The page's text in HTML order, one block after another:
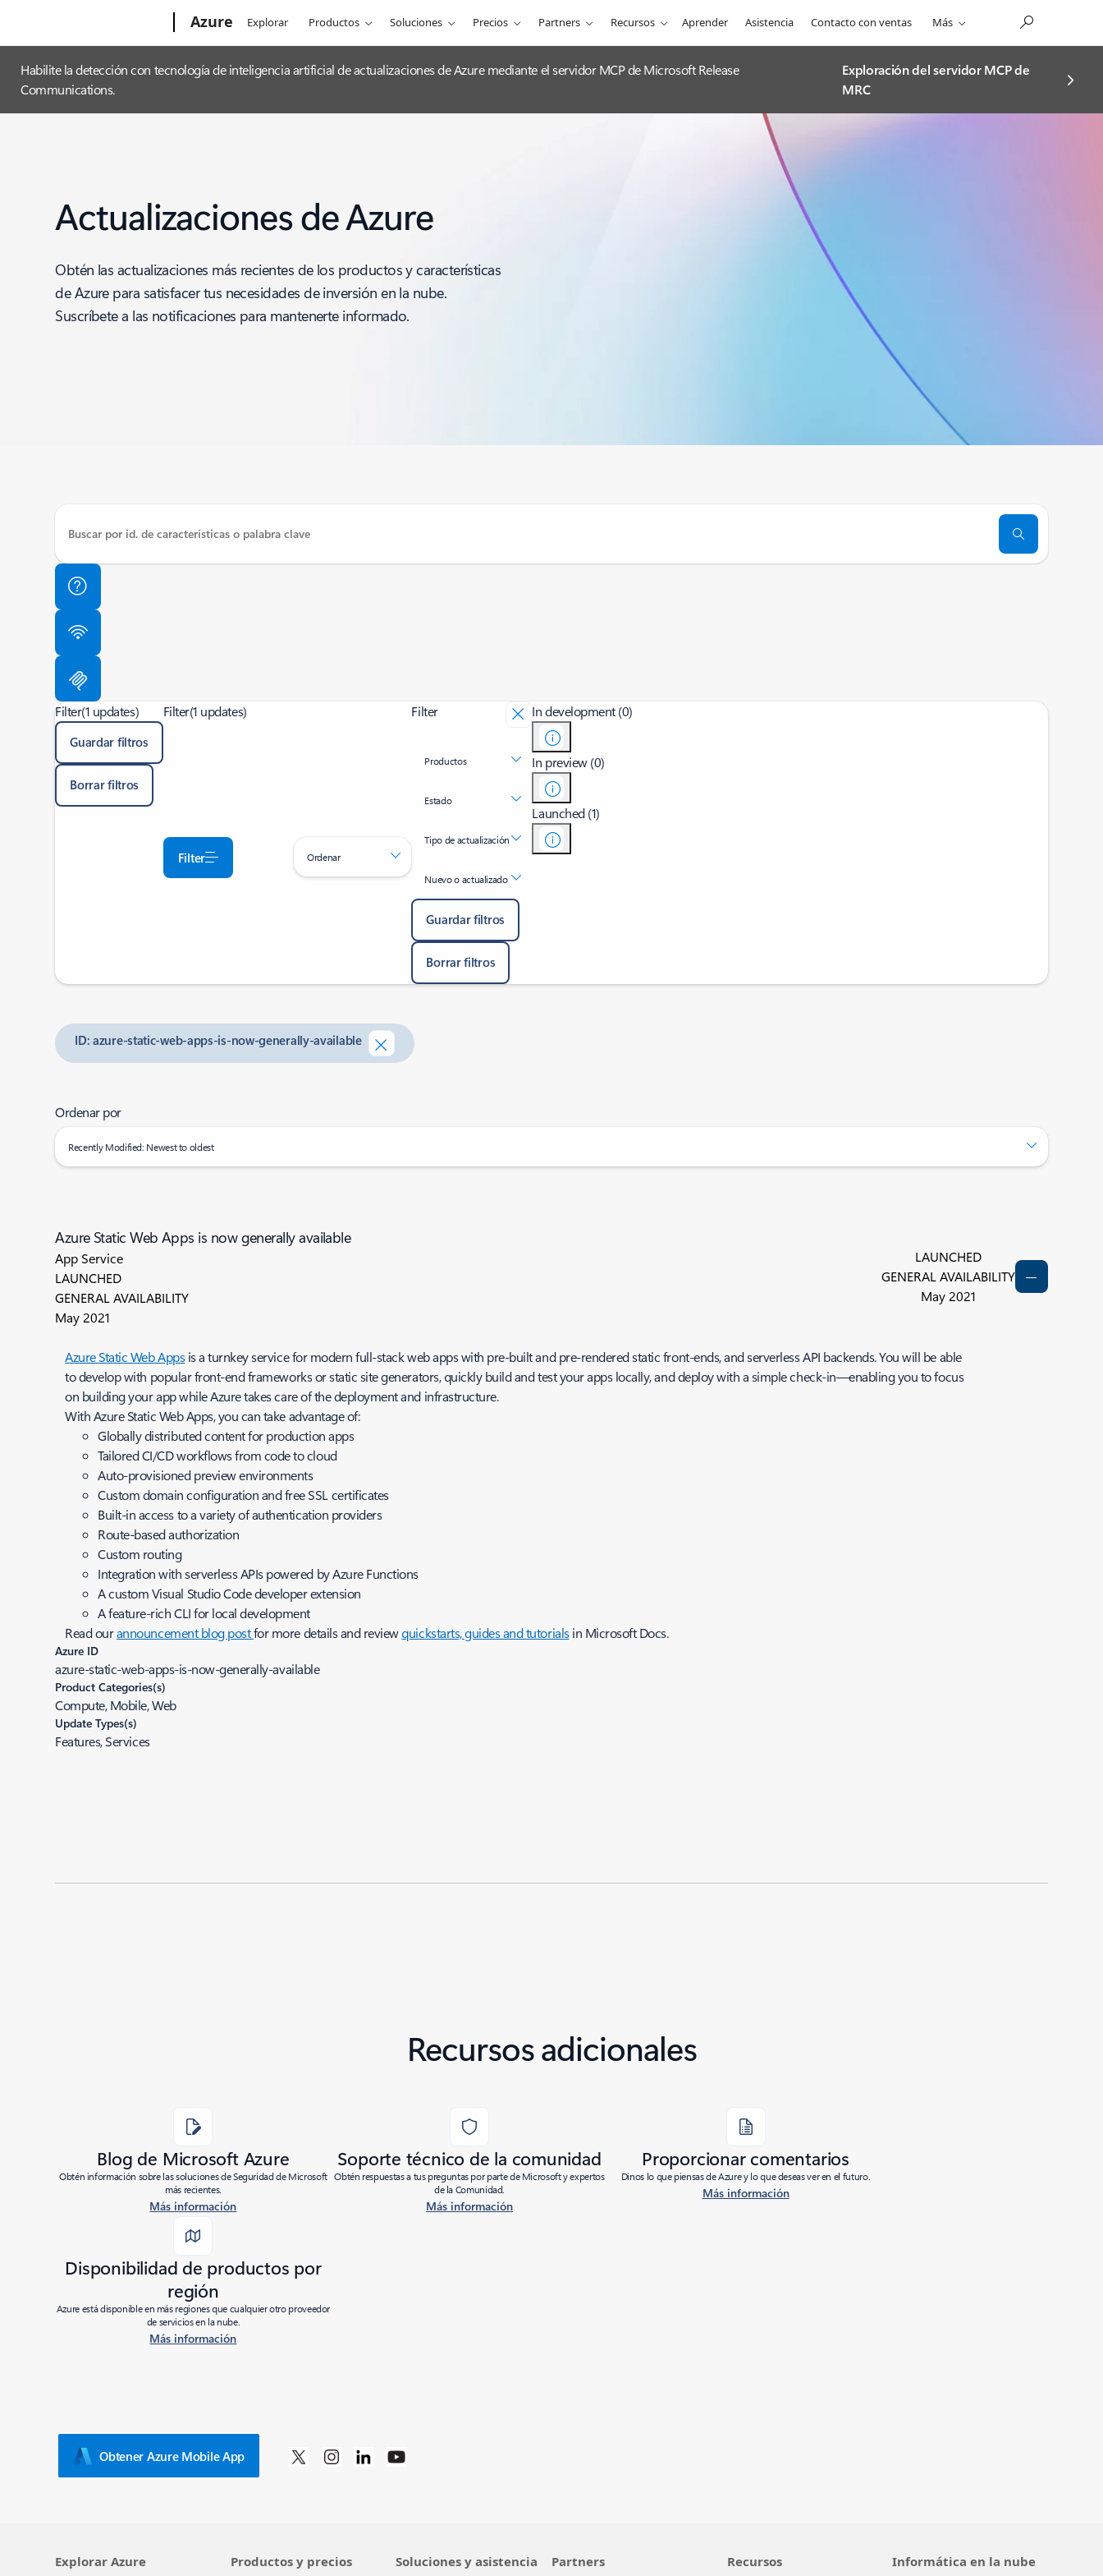
Azure Explorar Productos Soluciones Precios Partners Recursos Aprender Asistencia Contacto con ventas Más
Habilite la detección con tecnología de inteligencia artificial de actualizaciones de Azure mediante el servidor MCP de Microsoft Release
Communications.
Exploración del servidor MCP de
MRC
Actualizaciones de Azure
Obtén las actualizaciones más recientes de los productos y características
de Azure para satisfacer tus necesidades de inversión en la nube.
Suscríbete a las notificaciones para mantenerte informado.
Filter(1 updates)
Guardar filtros
Borrar filtros
Filter(1 updates)
Filter Ordenar
Filter
Productos
Estado
Tipo de actualización
Nuevo o actualizado
Guardar filtros
Borrar filtros
In development (0)
In preview (0)
Launched (1)
ID: azure-static-web-apps-is-now-generally-available
Ordenar por
Recently Modified: Newest to oldest
Azure Static Web Apps is now generally available
App Service
LAUNCHED
GENERAL AVAILABILITY
May 2021
LAUNCHED
GENERAL AVAILABILITY
May 2021
Azure Static Web Appsis a turnkey service for modern full-stack web apps with pre-built and pre-rendered static front-ends, and serverless API backends. You will be able
to develop with popular front-end frameworks or static site generators, quickly build and test your apps locally, and deploy with a simple check-in—enabling you to focus
on building your app while Azure takes care of the deployment and infrastructure.
With Azure Static Web Apps, you can take advantage of:
Globally distributed content for production apps
Tailored CI/CD workflows from code to cloud
Auto-provisioned preview environments
Custom domain configuration and free SSL certificates
Built-in access to a variety of authentication providers
Route-based authorization
Custom routing
Integration with serverless APIs powered by Azure Functions
A custom Visual Studio Code developer extension
A feature-rich CLI for local development
Read ourannouncement blog postfor more details and reviewquickstarts, guides and tutorialsin Microsoft Docs.
Azure ID
azure-static-web-apps-is-now-generally-available
Product Categories(s)
Compute, Mobile, Web
Update Types(s)
Features, Services
Recursos adicionales
Blog de Microsoft Azure
Obtén información sobre las soluciones de Seguridad de Microsoft
más recientes.
Más información
Soporte técnico de la comunidad
Obtén respuestas a tus preguntas por parte de Microsoft y expertos
de la Comunidad.
Más información
Proporcionar comentarios
Dinos lo que piensas de Azure y lo que deseas ver en el futuro.
Más información
Disponibilidad de productos por
región
Azure está disponible en más regiones que cualquier otro proveedor
de servicios en la nube.
Más información
Obtener Azure Mobile App
Explorar Azure Productos y precios Soluciones y asistencia Partners Recursos Informática en la nube